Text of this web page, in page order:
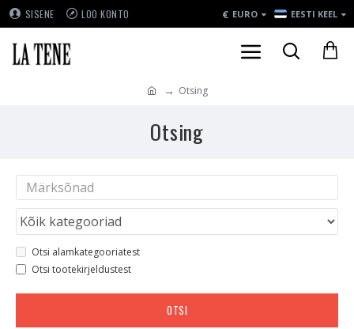
SISENE LOO KONTO € EURO EESTI KEEL
Otsing
Otsing
Otsi alamkategooriatest
Otsi tootekirjeldustest
OTSI